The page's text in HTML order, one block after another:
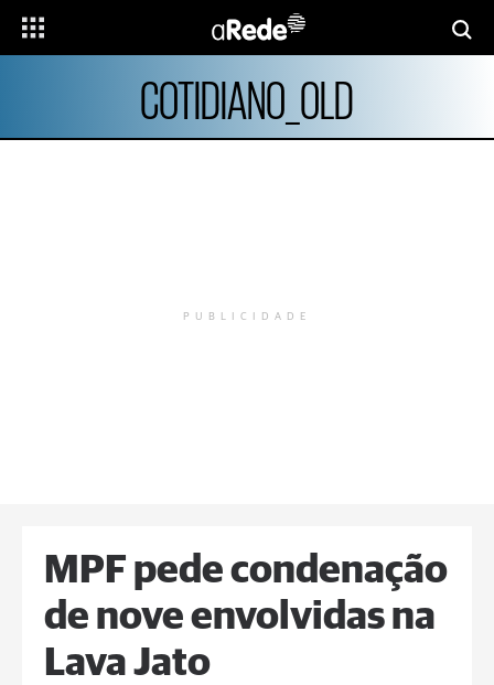
COTIDIANO_OLD
PUBLICIDADE
MPF pede condenação
de nove envolvidas na
Lava Jato